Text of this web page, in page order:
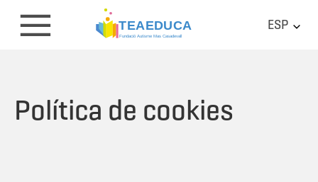
ESP
Política de cookies